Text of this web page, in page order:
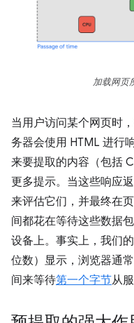
加载网页
当用户访问某个网页时
务器会使用 HTML 进行
来要提取的内容（包括
更多提示。当这些响应
来评估它们，并最终在
间都花在等待这些数据
设备上。事实上，我们
位数）显示，浏览器通
间来等待第一个字节从